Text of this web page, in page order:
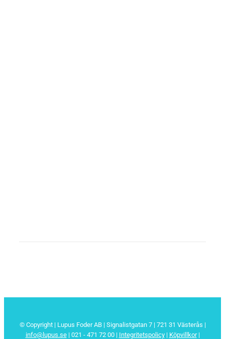
© Copyright | Lupus Foder AB | Signalistgatan 7 | 721 31 Västerås |
info@lupus.se| 021 - 471 72 00 | Integritetspolicy| Köpvillkor|